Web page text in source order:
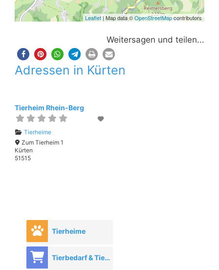
Leaflet| Map data ©OpenStreetMapcontributors
Weitersagen und teilen...
Adressen in Kürten
Tierheim Rhein-Berg
Tierheime
Zum Tierheim 1
Kürten
51515
Tierheime
Tierbedarf & Tierhandel